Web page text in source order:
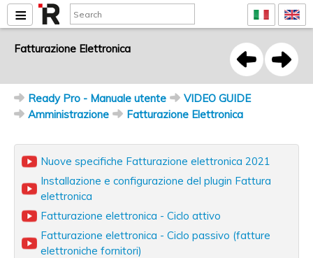
Fatturazione Elettronica
Ready Pro - Manuale utente
VIDEO GUIDE
Amministrazione
Fatturazione Elettronica
Nuove specifiche Fatturazione elettronica 2021
Installazione e configurazione del plugin Fattura
elettronica
Fatturazione elettronica - Ciclo attivo
Fatturazione elettronica - Ciclo passivo (fatture
elettroniche fornitori)